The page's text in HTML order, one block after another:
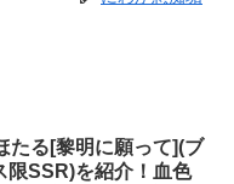
たる[黎明に願って](ブ
限SSR)を紹介！血色